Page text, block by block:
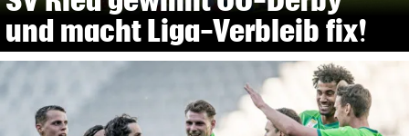
und macht Liga-Verbleib fix!